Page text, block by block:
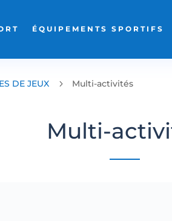
ÉQUIPEMENTS SPORTIFS
DE JEUX 5 Multi-activités
Multi-